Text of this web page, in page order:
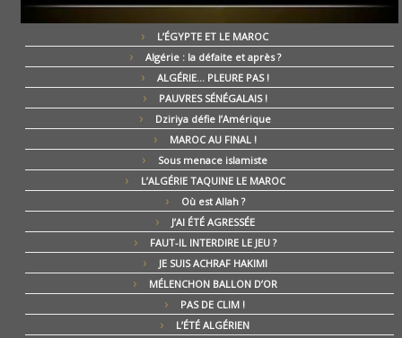
L’ÉGYPTE ET LE MAROC
Algérie : la défaite et après ?
ALGÉRIE… PLEURE PAS !
PAUVRES SÉNÉGALAIS !
Dziriya défie l’Amérique
MAROC AU FINAL !
Sous menace islamiste
L’ALGÉRIE TAQUINE LE MAROC
Où est Allah ?
J’AI ÉTÉ AGRESSÉE
FAUT-IL INTERDIRE LE JEU ?
JE SUIS ACHRAF HAKIMI
MÉLENCHON BALLON D’OR
PAS DE CLIM !
L’ÉTÉ ALGÉRIEN